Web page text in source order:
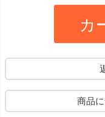
カ
商品